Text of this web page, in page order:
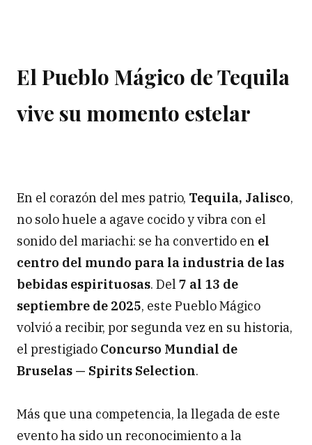
El Pueblo Mágico de Tequila
vive su momento estelar
En el corazón del mes patrio, Tequila, Jalisco,
no solo huele a agave cocido y vibra con el
sonido del mariachi: se ha convertido en el
centro del mundo para la industria de las
bebidas espirituosas. Del 7 al 13 de
septiembre de 2025, este Pueblo Mágico
volvió a recibir, por segunda vez en su historia,
el prestigiado Concurso Mundial de
Bruselas — Spirits Selection.
Más que una competencia, la llegada de este
evento ha sido un reconocimiento a la